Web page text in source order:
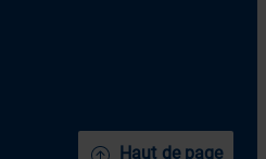
Haut de page